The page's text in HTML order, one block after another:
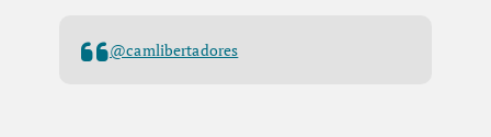
@camlibertadores